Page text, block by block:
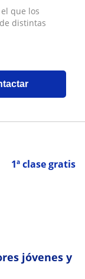
que los
distintas
1ª clase gratis
jóvenes y